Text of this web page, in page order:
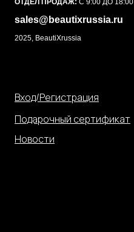
sales@beautixrussia.ru
2025, BeautiXrussia
Вход/Регистрация
Подарочный сертификат
Новости